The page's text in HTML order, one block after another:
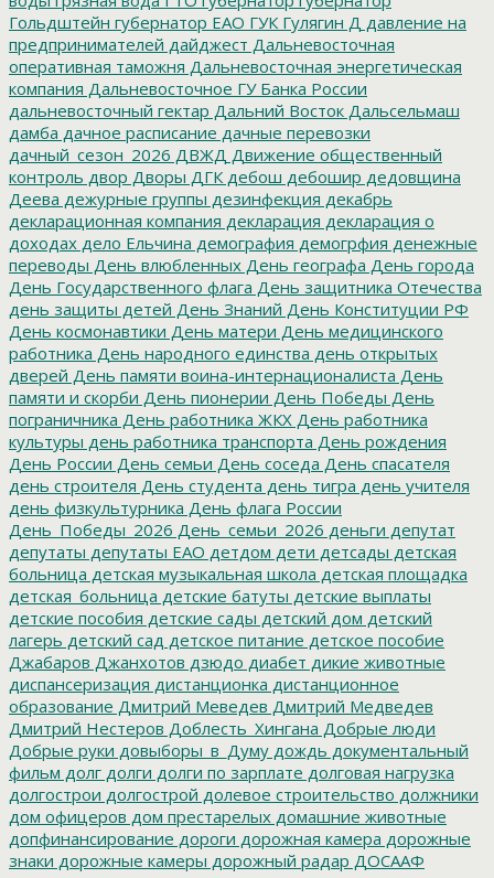
Гольдштейн губернатор ЕАО ГУК Гулягин Д давление на
предпринимателей дайджест Дальневосточная
оперативная таможня Дальневосточная энергетическая
компания Дальневосточное ГУ Банка России
дальневосточный гектар Дальний Восток Дальсельмаш
дамба дачное расписание дачные перевозки
дачный_сезон_2026 ДВЖД Движение общественный
контроль двор Дворы ДГК дебош дебошир дедовщина
Деева дежурные группы дезинфекция декабрь
декларационная компания декларация декларация о
доходах дело Ельчина демография демогрфия денежные
переводы День влюбленных День географа День города
День Государственного флага День защитника Отечества
день защиты детей День Знаний День Конституции РФ
День космонавтики День матери День медицинского
работника День народного единства день открытых
дверей День памяти воина-интернационалиста День
памяти и скорби День пионерии День Победы День
пограничника День работника ЖКХ День работника
культуры день работника транспорта День рождения
День России День семьи День соседа День спасателя
день строителя День студента день тигра день учителя
день физкультурника День флага России
День_Победы_2026 День_семьи_2026 деньги депутат
депутаты депутаты ЕАО детдом дети детсады детская
больница детская музыкальная школа детская площадка
детская_больница детские батуты детские выплаты
детские пособия детские сады детский дом детский
лагерь детский сад детское питание детское пособие
Джабаров Джанхотов дзюдо диабет дикие животные
диспансеризация дистанционка дистанционное
образование Дмитрий Меведев Дмитрий Медведев
Дмитрий Нестеров Доблесть_Хингана Добрые люди
Добрые руки довыборы_в_Думу дождь документальный
фильм долг долги долги по зарплате долговая нагрузка
долгострои долгострой долевое строительство должники
дом офицеров дом престарелых домашние животные
допфинансирование дороги дорожная камера дорожные
знаки дорожные камеры дорожный радар ДОСААФ